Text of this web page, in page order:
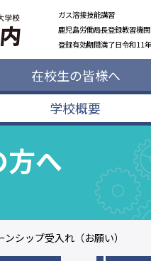
ガス溶接技能講習
鹿児島労働局長登録教習機
登録有効期間満了日令和11
在校生の皆様へ
学校概要
へ
ンシップ受入れ（お願い）